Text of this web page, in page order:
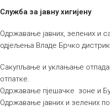
Служба за јавну хигијену
Одржавање јавних, зелених и
одјељења Владе Брчко
Сакупљање и уклањање
отпатке.
Одржавање пјешачке зоне и
Одржавање јавних и зелених